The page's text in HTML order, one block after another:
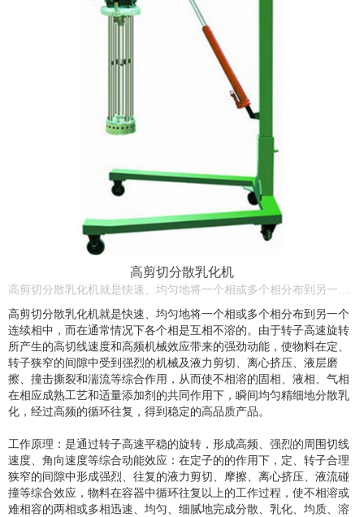
高剪切分散乳化机
高剪切分散乳化机就是快速、均匀地将一个相或多个相分布到另一个连续相中，而在通常情况下各个相是互相不溶的。由于转子高速旋转所产生的高切线速度和高频机械效应带来的强劲动能，使物料在定、转子狭窄的间隙中受到强烈的机械及液力剪切、离心挤压、液层磨擦、撞击撕裂和湍流等综合作用，从而使不相溶的固相、液相、气相在相应成熟工艺和适量添加剂的共同作用下，瞬间均匀精细地分散乳化，经过高频的循环往复，得到稳定的高品质产品。
高剪切分散乳化机就是快速、均匀地将一个相或多个相分布到另一个
连续相中，而在通常情况下各个相是互相不溶的。由于转子高速旋转
所产生的高切线速度和高频机械效应带来的强劲动能，使物料在定、
转子狭窄的间隙中受到强烈的机械及液力剪切、离心挤压、液层磨
擦、撞击撕裂和湍流等综合作用，从而使不相溶的固相、液相、气相
在相应成熟工艺和适量添加剂的共同作用下，瞬间均匀精细地分散乳
化，经过高频的循环往复，得到稳定的高品质产品。
工作原理：是通过转子高速平稳的旋转，形成高频、强烈的周围切线
速度、角向速度等综合动能效应：在定子的的作用下，定、转子合理
狭窄的间隙中形成强烈、往复的液力剪切、摩擦、离心挤压、液流碰
撞等综合效应，物料在容器中循环往复以上的工作过程，使不相溶或
难相容的两相或多相迅速、均匀、细腻地完成分散、乳化、均质、溶